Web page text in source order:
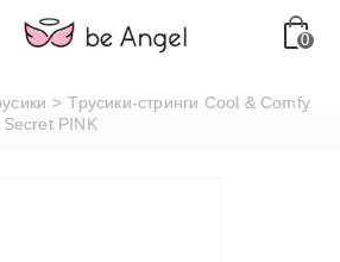
0
> Трусики-стринги Cool & Comfy
PINK